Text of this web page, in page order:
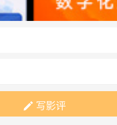
 写影评